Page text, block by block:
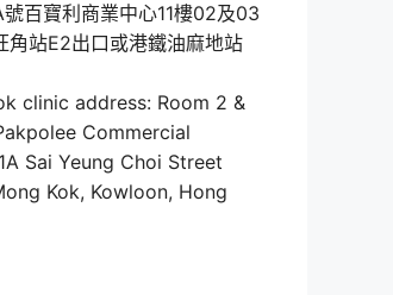
號百寶利商業中心11樓02及03
角站E2出口或港鐵油麻地站
clinic address: Room 2 &
Commercial
Sai Yeung Choi Street
Kok, Kowloon, Hong